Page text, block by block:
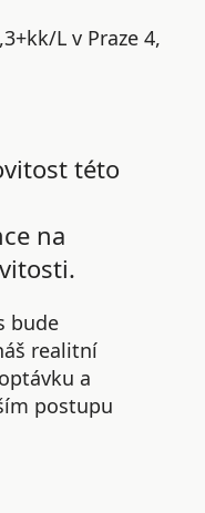
L v Praze 4,
této
na
bude
realitní
a
postupu